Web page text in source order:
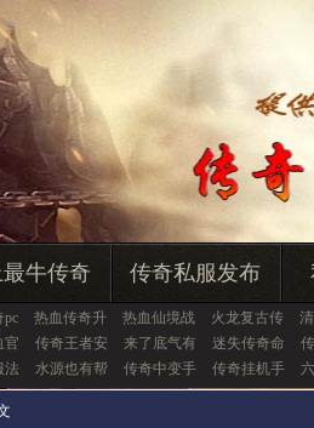
最牛传奇 传奇私服发布
pc 热血传奇升 热血仙境战 火龙复古传
官 传奇王者安 来了底气有 迷失传奇命
法 水源也有帮 传奇中变手 传奇挂机手